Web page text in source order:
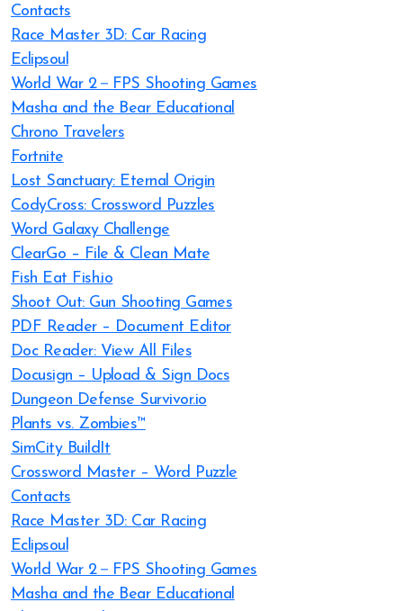
Contacts
Race Master 3D: Car Racing
Eclipsoul
World War 2－FPS Shooting Games
Masha and the Bear Educational
Chrono Travelers
Fortnite
Lost Sanctuary: Eternal Origin
CodyCross: Crossword Puzzles
Word Galaxy Challenge
ClearGo – File & Clean Mate
Fish Eat Fish.io
Shoot Out: Gun Shooting Games
PDF Reader – Document Editor
Doc Reader: View All Files
Docusign – Upload & Sign Docs
Dungeon Defense Survivor.io
Plants vs. Zombies™
SimCity BuildIt
Crossword Master – Word Puzzle
Contacts
Race Master 3D: Car Racing
Eclipsoul
World War 2－FPS Shooting Games
Masha and the Bear Educational